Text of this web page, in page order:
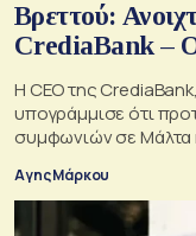
Βρεττού:
CrediaBank –
Η CEO της
υπογράμμισε ότι
συμφωνιών σε Μάλτα
για τους μετόχους
Αγης Μάρκου